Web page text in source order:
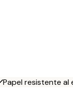
Papel resistente al